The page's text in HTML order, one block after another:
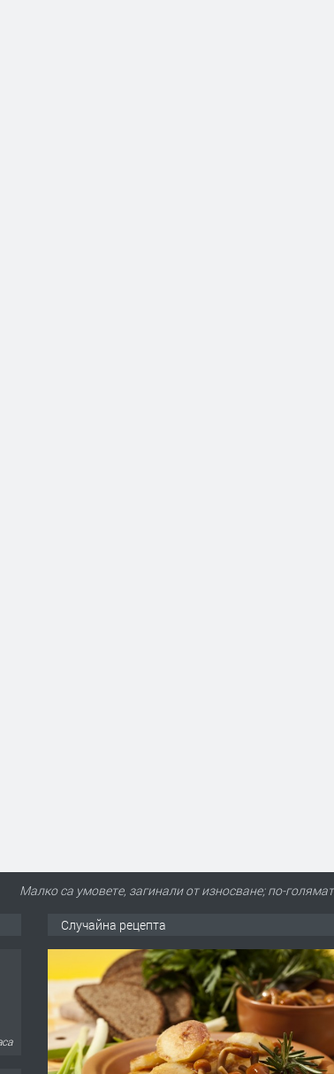
Малко са умовете, загинали от износване; по-
Случайна рецепта